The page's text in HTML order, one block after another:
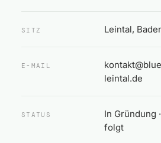
SITZ Leintal,
E-MAIL
leintal.de
STATUS
In Gründung
folgt